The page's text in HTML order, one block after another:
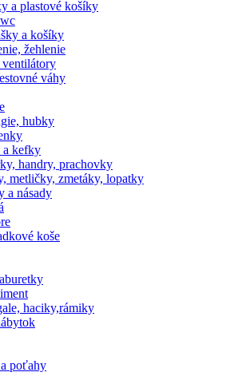
a plastové košíky
a košíky
žehlenie
ventilátory
váhy
hubky
kefky
handry, prachovky
metličky, zmetáky, lopatky
a násady
koše
haciky,rámiky
poťahy